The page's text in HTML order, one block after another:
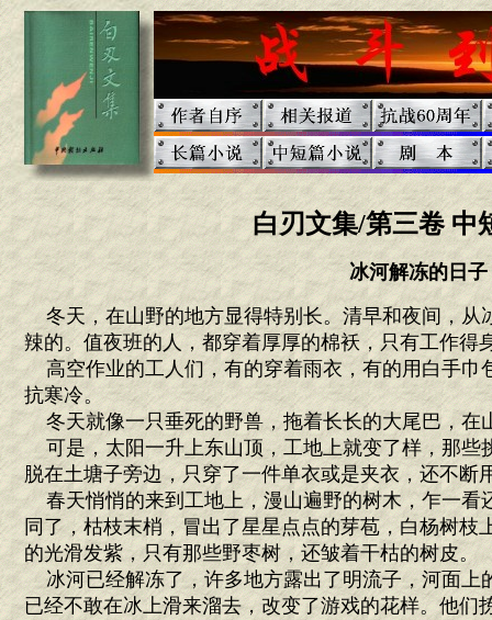
白刃文集/第三卷 中
冰河解冻的日子
冬天，在山野的地方显得特别长。清早和夜间，从
辣的。值夜班的人，都穿着厚厚的棉袄，只有工作得
高空作业的工人们，有的穿着雨衣，有的用白手巾
抗寒冷。
冬天就像一只垂死的野兽，拖着长长的大尾巴，
可是，太阳一升上东山顶，工地上就变了样，那些
脱在土塘子旁边，只穿了一件单衣或是夹衣，还不断
春天悄悄的来到工地上，漫山遍野的树木，乍一看
同了，枯枝末梢，冒出了星星点点的芽苞，白杨树枝
的光滑发紫，只有那些野枣树，还皱着干枯的树皮。
冰河已经解冻了，许多地方露出了明流子，河面上
已经不敢在冰上滑来溜去，改变了游戏的花样。他们